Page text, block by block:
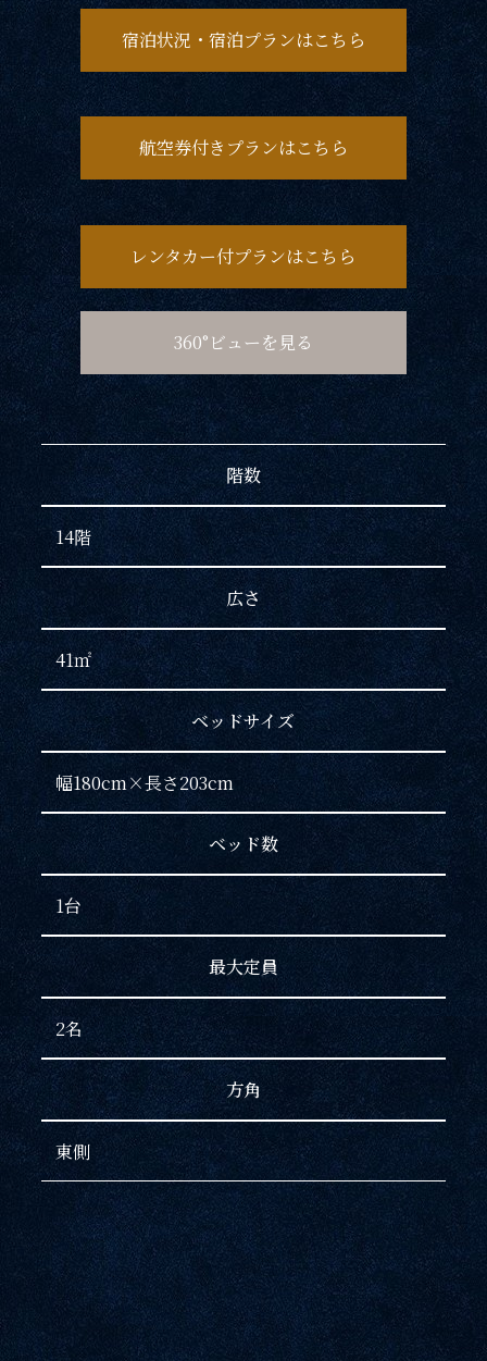
SDGsへの取り組み
Recruit
Contact
お問い合わせ
オンラインショップ
サイトマップ 会社概要
フロアガイド プレスリリース
パンフレット 個人情報保護方針
サイトポリシー ソーシャルメディアポリシー
特定商取引法に基づく表記
宿泊状況・宿泊プランはこちら
航空券付きプランはこちら
レンタカー付プランはこちら
360°ビューを見る
階数
14階
広さ
41㎡
ベッドサイズ
幅180cm×長さ203cm
ベッド数
1台
最大定員
2名
方角
東側